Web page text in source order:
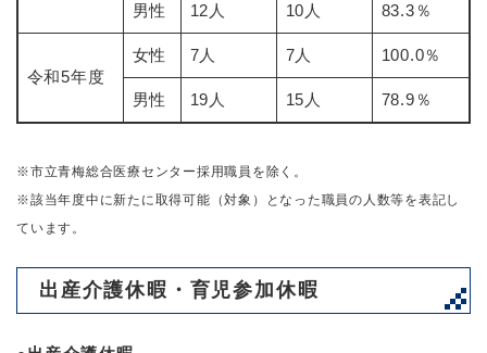
男性 12人 10人 83.3％
令和5年度
女性 7人 7人 100.0％
男性 19人 15人 78.9％
※市立青梅総合医療センター採用職員を除く。
※該当年度中に新たに取得可能（対象）となった職員の人数等を表記し
ています。
出産介護休暇・育児参加休暇